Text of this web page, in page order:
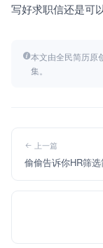
写好求职信还是可
本文由全民简历原
集。
上一篇
偷偷告诉你HR筛